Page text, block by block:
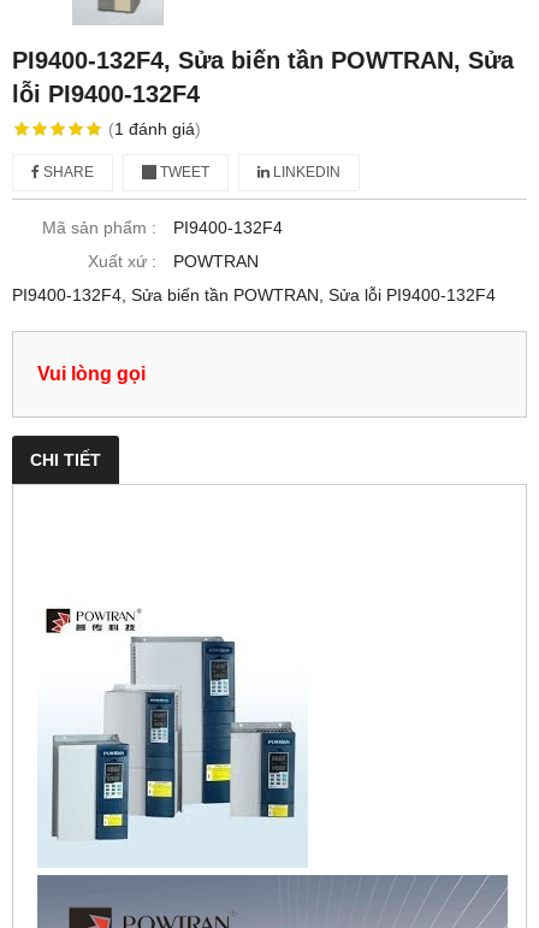
PI9400-132F4, Sửa biến tần POWTRAN, Sửa
lỗi PI9400-132F4
(1 đánh giá)
SHARE TWEET LINKEDIN
Mã sản phẩm :
PI9400-132F4
Xuất xứ :
POWTRAN
PI9400-132F4, Sửa biến tần POWTRAN, Sửa lỗi PI9400-132F4
Vui lòng gọi
CHI TIẾT